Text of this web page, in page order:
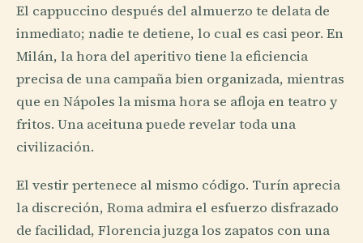
El cappuccino después del almuerzo te delata de
inmediato; nadie te detiene, lo cual es casi peor. En
Milán, la hora del aperitivo tiene la eficiencia
precisa de una campaña bien organizada, mientras
que en Nápoles la misma hora se afloja en teatro y
fritos. Una aceituna puede revelar toda una
civilización.
El vestir pertenece al mismo código. Turín aprecia
la discreción, Roma admira el esfuerzo disfrazado
de facilidad, Florencia juzga los zapatos con una